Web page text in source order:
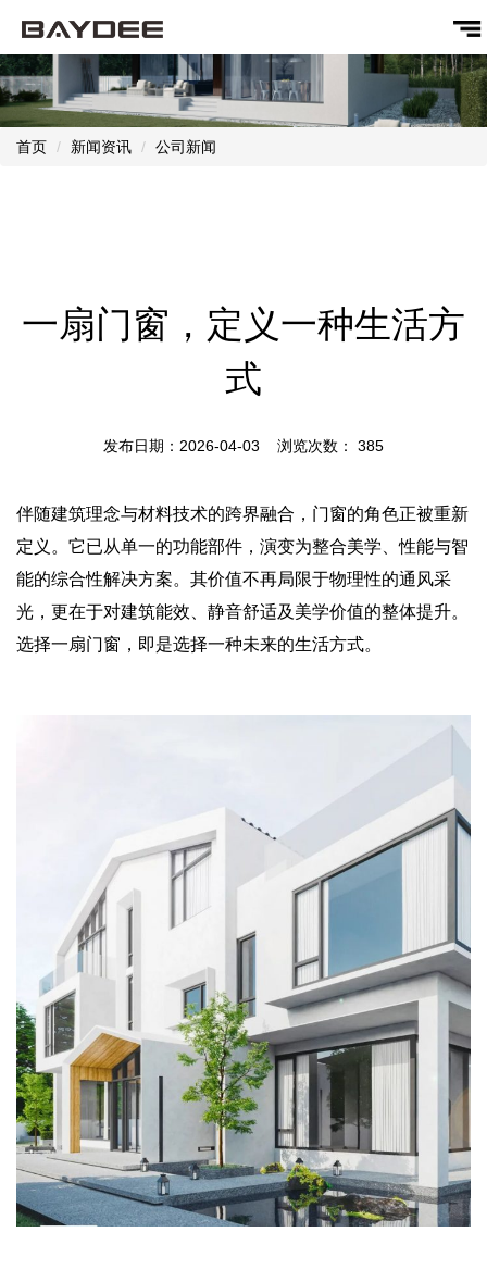
首页 新闻资讯 公司新闻
一扇门窗，定义一种生活方
式
发布日期：2026-04-03 浏览次数： 385
伴随建筑理念与材料技术的跨界融合，门窗的角色正被重新
定义。它已从单一的功能部件，演变为整合美学、性能与智
能的综合性解决方案。其价值不再局限于物理性的通风采
光，更在于对建筑能效、静音舒适及美学价值的整体提升。
选择一扇门窗，即是选择一种未来的生活方式。